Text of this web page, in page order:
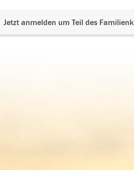
Jetzt anmelden um Teil des